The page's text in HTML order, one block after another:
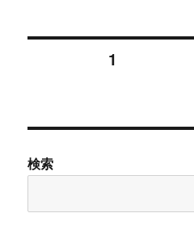
の
ペ
ー
1
検索